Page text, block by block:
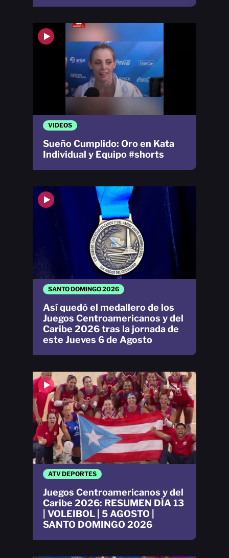
SANTO DOMINGO 2026
Así quedó el medallero de los
Juegos Centroamericanos y del
Caribe 2026 tras la jornada de
este Jueves 6 de Agosto
VIDEOS
Sueño Cumplido: Oro en Kata
Individual y Equipo #shorts
ATV DEPORTES
Juegos Centroamericanos y del
Caribe 2026: RESUMEN DÍA 13
| VOLEIBOL | 5 AGOSTO |
SANTO DOMINGO 2026